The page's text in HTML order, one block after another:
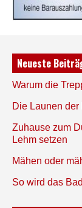
Neueste
Warum die
Die Launen
Zuhause zum
Lehm setzen
Mähen oder
So wird das